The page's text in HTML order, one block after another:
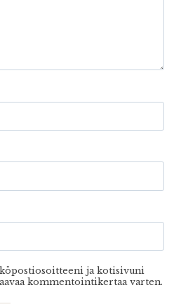
ja kotisivuni
kommentointikertaa varten.